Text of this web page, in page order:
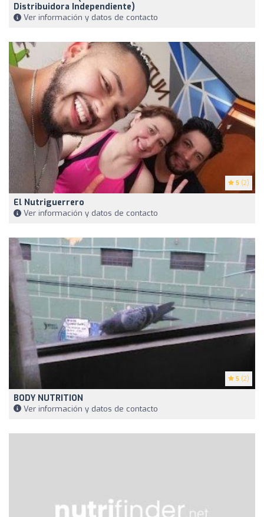
Distribuidora Independiente)
Ver información y datos de contacto
5 (2)
El Nutriguerrero
Ver información y datos de contacto
5 (2)
BODY NUTRITION
Ver información y datos de contacto